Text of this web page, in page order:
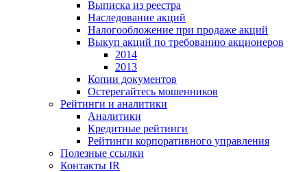
Выписка из реестра
Наследование акций
Налогообложение при продаже акций
Выкуп акций по требованию акционеров
2014
2013
Копии документов
Остерегайтесь мошенников
Рейтинги и аналитики
Аналитики
Кредитные рейтинги
Рейтинги корпоративного управления
Полезные ссылки
Контакты IR